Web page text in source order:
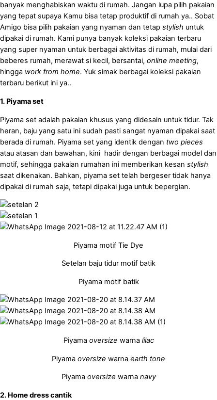
banyak menghabiskan waktu di rumah. Jangan lupa pilih pakaian
yang tepat supaya Kamu bisa tetap produktif di rumah ya.. Sobat
Amigo bisa pilih pakaian yang nyaman dan tetap stylish untuk
dipakai di rumah. Kami punya banyak koleksi pakaian terbaru
yang super nyaman untuk berbagai aktivitas di rumah, mulai dari
beberes rumah, merawat si kecil, bersantai, online meeting,
hingga work from home. Yuk simak berbagai koleksi pakaian
terbaru berikut ini ya..
1. Piyama set
Piyama set adalah pakaian khusus yang didesain untuk tidur. Tak
heran, baju yang satu ini sudah pasti sangat nyaman dipakai saat
berada di rumah. Piyama set yang identik dengan two pieces
atau atasan dan bawahan, kini hadir dengan berbagai model dan
motif, sehingga pakaian rumahan ini memberikan kesan stylish
saat dikenakan. Bahkan, piyama set telah bergeser tidak hanya
dipakai di rumah saja, tetapi dipakai juga untuk bepergian.
Piyama motif Tie Dye
Setelan baju tidur motif batik
Piyama motif batik
Piyama oversize warna lilac
Piyama oversize warna earth tone
Piyama oversize warna navy
2. Home dress cantik